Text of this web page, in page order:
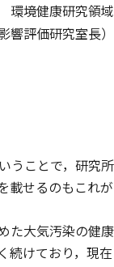
環境健康研究領域
響評価研究室長）
うことで，研究所
載せるのもこれが
た大気汚染の健康
続けており，現在